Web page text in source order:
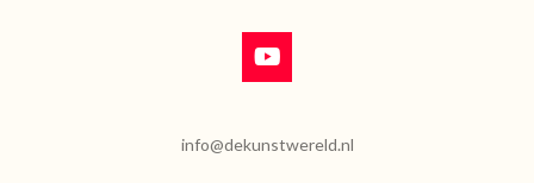
Y
o
u
info@dekunstwereld.nl